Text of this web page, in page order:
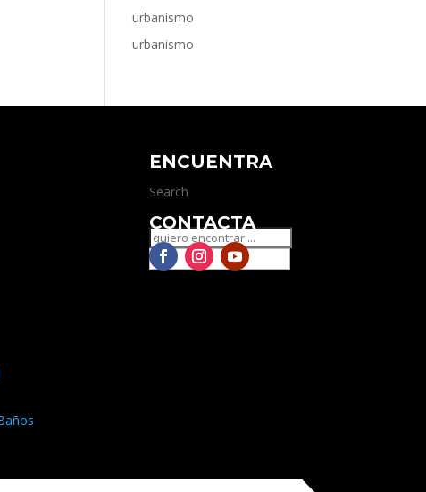
urbanismo
urbanismo
ENCUENTRA
Search
CONTACTA